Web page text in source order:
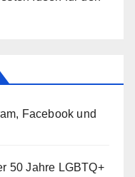
Facebook und
50 Jahre LGBTQ+